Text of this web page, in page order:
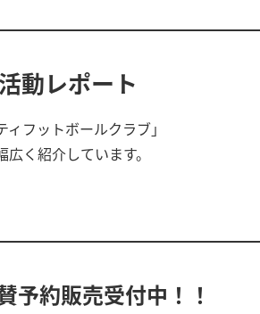
動レポート
フットボールクラブ」
く紹介しています。
約販売受付中！！